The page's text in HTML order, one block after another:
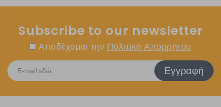
Subscribe to our newsletter
Αποδέχομαι την Πολιτική Απορρήτου
Εγγραφή